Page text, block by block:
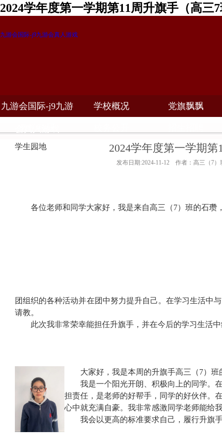
2024学年度第一学期第11周升旗手（高三
九游会国际-j9九游会真人游戏
九游会国际-j9九游 学校概况 党旗飘飘
学生园地 2024学年度第一学期
发布日期:2024-11-12 作者：高三（7）
各位老师和同学大家好，我是来自高三（7）班的石瓒
团组织的各种活动并在团中努力提升自己。在学习生活中
请教。
此次我非常荣幸能担任升旗手，并在今后的学习生活
大家好，我是本周的升旗手高三（7）班
我是一个阳光开朗、积极向上的同学。
担责任，是老师的好帮手，同学的好伙伴。
心中就充满自豪。我非常感激同学老师能给
我会以更高的标准要求自己，履行升旗